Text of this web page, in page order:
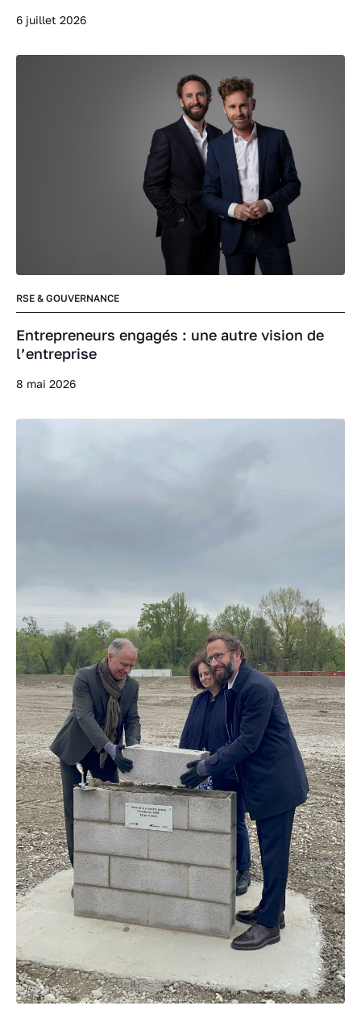
6 juillet 2026
RSE & GOUVERNANCE
Entrepreneurs engagés : une autre vision de
l’entreprise
8 mai 2026